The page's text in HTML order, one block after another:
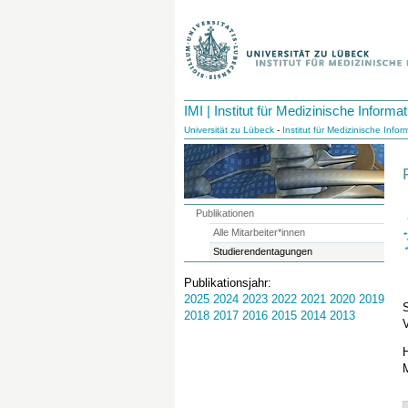
IMI | Institut für Medizinische
Universität zu Lübeck - Institut für Medizinische
Publikationen
Alle Mitarbeiter*innen
Studierendentagungen
Publikationsjahr:
2025 2024 2023 2022 2021 2020 2019
2018 2017 2016 2015 2014 2013